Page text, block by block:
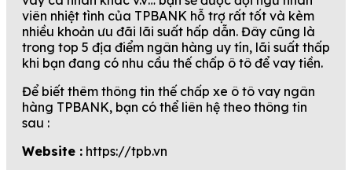
viên nhiệt tình của TPBANK hỗ trợ rất tốt và kèm
nhiều khoản ưu đãi lãi suất hấp dẫn. Đây cũng là
trong top 5 địa điểm ngân hàng uy tín, lãi suất thấp
khi bạn đang có nhu cầu thế chấp ô tô để vay tiền.
Để biết thêm thông tin thế chấp xe ô tô vay ngân
hàng TPBANK, bạn có thể liên hệ theo thông tin
sau :
Website : https://tpb.vn